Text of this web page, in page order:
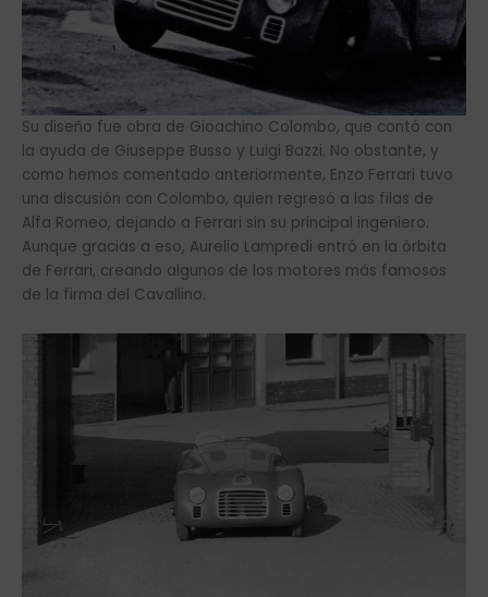
Su diseño fue obra de Gioachino Colombo, que contó con
la ayuda de Giuseppe Busso y Luigi Bazzi. No obstante, y
como hemos comentado anteriormente, Enzo Ferrari tuvo
una discusión con Colombo, quien regresó a las filas de
Alfa Romeo, dejando a Ferrari sin su principal ingeniero.
Aunque gracias a eso, Aurelio Lampredi entró en la órbita
de Ferrari, creando algunos de los motores más famosos
de la firma del Cavallino.